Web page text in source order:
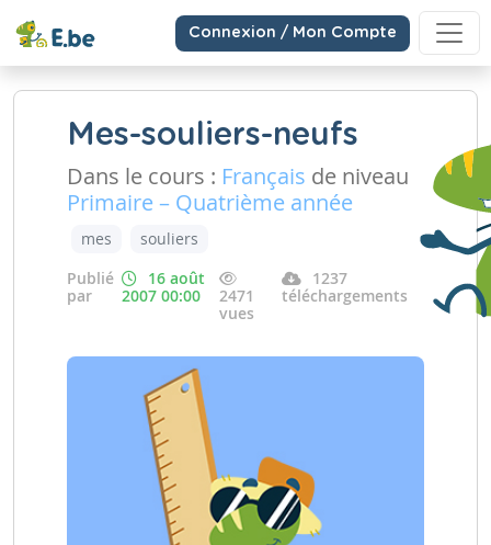
Connexion / Mon Compte
Mes-souliers-neufs
Dans le cours : Français de niveau
Primaire – Quatrième année
mes
souliers
Publié
par
16 août
2007 00:00
2471
vues
1237
téléchargements